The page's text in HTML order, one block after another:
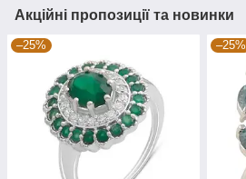
Акційні пропозиції та новинки
–25% –25%